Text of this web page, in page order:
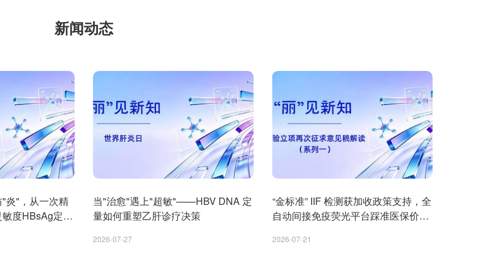
新闻动态
炎"，从一次精
度HBsAg定量
当"治愈"遇上"超敏"——HBV DNA 定
量如何重塑乙肝诊疗决策
2026-07-27
“金标准” IIF 检测获加收政策支持，全
自动间接免疫荧光平台踩准医保价值
2026-07-21